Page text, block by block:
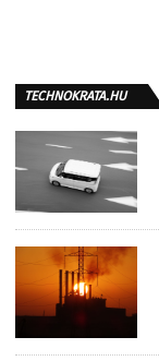
TECHNOKRATA.HU